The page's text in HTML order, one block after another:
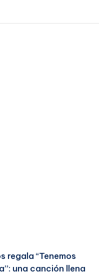
regala “Tenemos
una canción llena